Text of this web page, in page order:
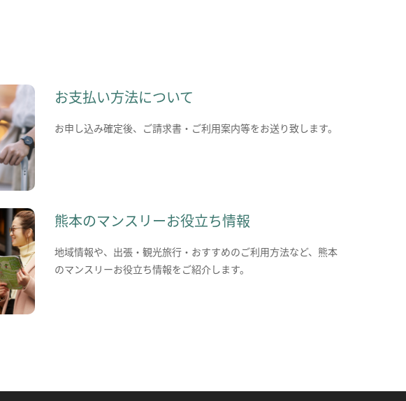
お支払い方法について
お申し込み確定後、ご請求書・ご利用案内等をお送り致します。
熊本のマンスリーお役立ち情報
地域情報や、出張・観光旅行・おすすめのご利用方法など、熊本
のマンスリーお役立ち情報をご紹介します。